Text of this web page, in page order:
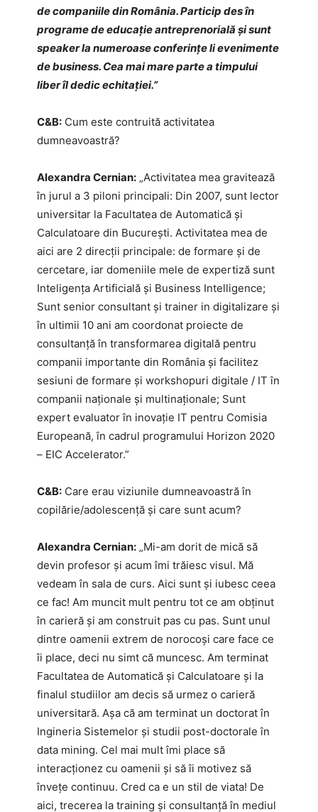
de companiile din România. Particip des în
programe de educație antreprenorială și sunt
speaker la numeroase conferințe li evenimente
de business. Cea mai mare parte a timpului
liber îl dedic echitației.”
C&B: Cum este contruită activitatea
dumneavoastră?
Alexandra Cernian: „Activitatea mea gravitează
în jurul a 3 piloni principali: Din 2007, sunt lector
universitar la Facultatea de Automatică și
Calculatoare din București. Activitatea mea de
aici are 2 direcții principale: de formare și de
cercetare, iar domeniile mele de expertiză sunt
Inteligența Artificială și Business Intelligence;
Sunt senior consultant și trainer in digitalizare și
în ultimii 10 ani am coordonat proiecte de
consultanță în transformarea digitală pentru
companii importante din România și facilitez
sesiuni de formare și workshopuri digitale / IT în
companii naționale și multinaționale; Sunt
expert evaluator în inovație IT pentru Comisia
Europeană, în cadrul programului Horizon 2020
– EIC Accelerator.”
C&B: Care erau viziunile dumneavoastră în
copilărie/adolescență și care sunt acum?
Alexandra Cernian: „Mi-am dorit de mică să
devin profesor și acum îmi trăiesc visul. Mă
vedeam în sala de curs. Aici sunt și iubesc ceea
ce fac! Am muncit mult pentru tot ce am obținut
în carieră și am construit pas cu pas. Sunt unul
dintre oamenii extrem de norocoși care face ce
îi place, deci nu simt că muncesc. Am terminat
Facultatea de Automatică și Calculatoare și la
finalul studiilor am decis să urmez o carieră
universitară. Așa că am terminat un doctorat în
Ingineria Sistemelor și studii post-doctorale în
data mining. Cel mai mult îmi place să
interacționez cu oamenii și să îi motivez să
învețe continuu. Cred ca e un stil de viata! De
aici, trecerea la training și consultanță în mediul